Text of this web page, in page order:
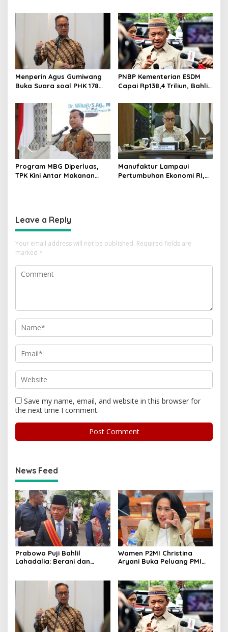
88–89
dan Syaratnya
Menperin Agus Gumiwang
Buka Suara soal PHK 178
Industries
PNBP Kementerian ESDM
Capai Rp138,4 Triliun, Bahlil
Akuntabilitas
Program MBG Diperluas,
TPK Kini Antar Makanan
Manufaktur Lampaui
Pertumbuhan Ekonomi RI,
Leave a Reply
Your email address will not be published. Required fields are
marked *
Save my name, email, and website in this browser for
the next time I comment.
News Feed
Prabowo Puji Bahlil
Lahadalia: Berani dan
Wamen P2MI Christina
Aryani Buka Peluang PMI